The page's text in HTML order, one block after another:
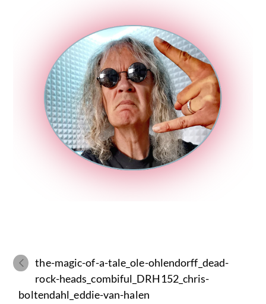
the-magic-of-a-tale_ole-ohlendorff_dead-
rock-heads_combiful_DRH152_chris-
boltendahl_eddie-van-halen